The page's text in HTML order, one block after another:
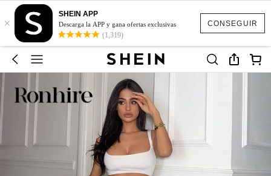
CONSEGUIR
×
SHEIN APP
Descarga la APP y gana ofertas exclusivas
(1,319)